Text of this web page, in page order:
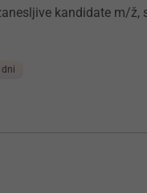
kandidate m/
dni